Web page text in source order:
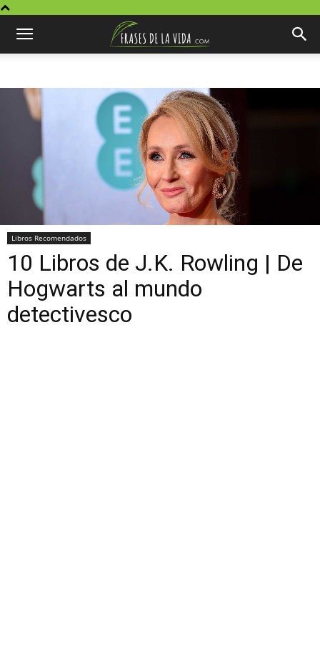
Libros Recomendados
10 Libros de J.K. Rowling | De
Hogwarts al mundo
detectivesco